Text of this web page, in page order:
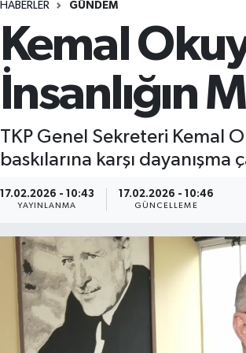
HABERLER GÜNDEM
Kemal
İnsanlığın
TKP Genel Sekreteri Kemal
baskılarına karşı
17.02.2026 - 10:43
YAYINLANMA
17.02.2026 - 10:46
GÜNCELLEME